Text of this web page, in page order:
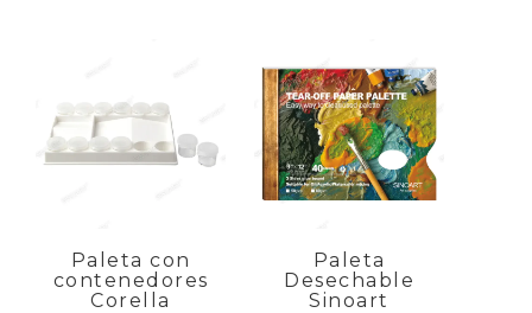
Paleta con
contenedores
Corella
Paleta
Desechable
Sinoart